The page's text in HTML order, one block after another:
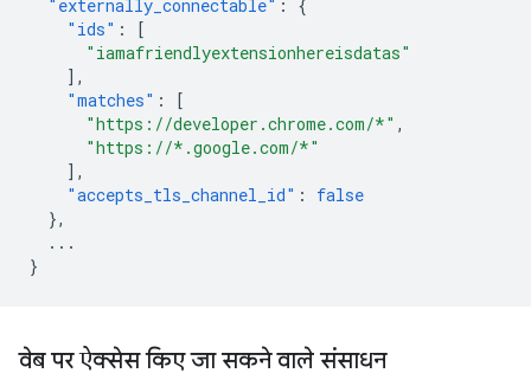
"externally_connectable" :
{
"ids" :
[
"iamafriendlyextensionhereisdatas"
],
"matches" :
[
"https://developer.chrome.com/*" ,
"https://*.google.com/*"
],
"accepts_tls_channel_id" :
false
},
...
}
वेब पर ऐक्सेस किए जा सकने वाले संसाधन